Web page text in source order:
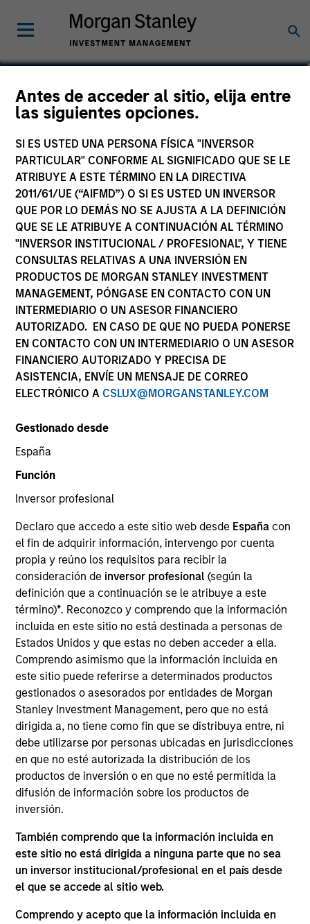
Antes de acceder al sitio, elija entre
las siguientes opciones.
SI ES USTED UNA PERSONA FÍSICA "INVERSOR
PARTICULAR" CONFORME AL SIGNIFICADO QUE SE LE
ATRIBUYE A ESTE TÉRMINO EN LA DIRECTIVA
2011/61/UE (“AIFMD”) O SI ES USTED UN INVERSOR
QUE POR LO DEMÁS NO SE AJUSTA A LA DEFINICIÓN
QUE SE LE ATRIBUYE A CONTINUACIÓN AL TÉRMINO
"INVERSOR INSTITUCIONAL / PROFESIONAL", Y TIENE
CONSULTAS RELATIVAS A UNA INVERSIÓN EN
PRODUCTOS DE MORGAN STANLEY INVESTMENT
MANAGEMENT, PÓNGASE EN CONTACTO CON UN
INTERMEDIARIO O UN ASESOR FINANCIERO
AUTORIZADO. EN CASO DE QUE NO PUEDA PONERSE
EN CONTACTO CON UN INTERMEDIARIO O UN ASESOR
FINANCIERO AUTORIZADO Y PRECISA DE
ASISTENCIA, ENVÍE UN MENSAJE DE CORREO
ELECTRÓNICO A CSLUX@MORGANSTANLEY.COM
Gestionado desde
España
Función
Inversor profesional
Declaro que accedo a este sitio web desde España con
el fin de adquirir información, intervengo por cuenta
propia y reúno los requisitos para recibir la
consideración de inversor profesional(según la
definición que a continuación se le atribuye a este
término)*. Reconozco y comprendo que la información
incluida en este sitio no está destinada a personas de
Estados Unidos y que estas no deben acceder a ella.
Comprendo asimismo que la información incluida en
este sitio puede referirse a determinados productos
gestionados o asesorados por entidades de Morgan
Stanley Investment Management, pero que no está
dirigida a, no tiene como fin que se distribuya entre, ni
debe utilizarse por personas ubicadas en jurisdicciones
en que no esté autorizada la distribución de los
productos de inversión o en que no esté permitida la
difusión de información sobre los productos de
inversión.
También comprendo que la información incluida en
este sitio no está dirigida a ninguna parte que no sea
un inversor institucional/profesional en el país desde
el que se accede al sitio web.
Comprendo y acepto que la información incluida en
Adam Shaw
Managing Director
YEARS OF INDUSTRY EXPERIENCE
EQUIPO
Morgan Stanley Capital Partners
Adam Shaw is a Managing Director of Morgan
Stanley and is based in New York. Mr. Shaw joined
MSCP in 2009 after completing graduate school.
From 2004 to 2007, Mr. Shaw was an Associate at
Thayer Capital Partners and from 2001 to 2004 he
was an Analyst at JPMorgan’s Diversified Industrials
group. He serves on the Board of 24 Seven Inc.,
Educate 360, World 50, Sila Heating & Air
Conditioning, Fairway Lawns and Allstar Holdings
and previously served on the board of directors of
Creative Circle, EmployBridge, Hojeij Branded Foods
and CoAdvantage Inc . Mr. Shaw graduated, cum
laude, from Harvard College and received an M.B.A.
Pennsylvania.